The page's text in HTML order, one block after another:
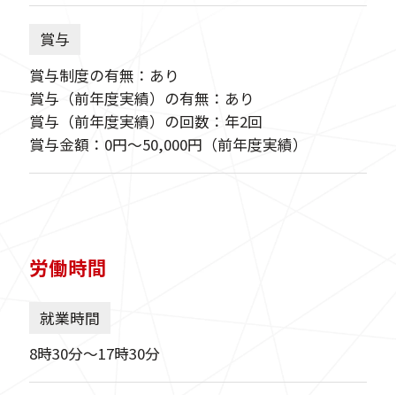
賞与
賞与制度の有無：あり
賞与（前年度実績）の有無：あり
賞与（前年度実績）の回数：年2回
賞与金額：0円〜50,000円（前年度実績）
労働時間
就業時間
8時30分〜17時30分